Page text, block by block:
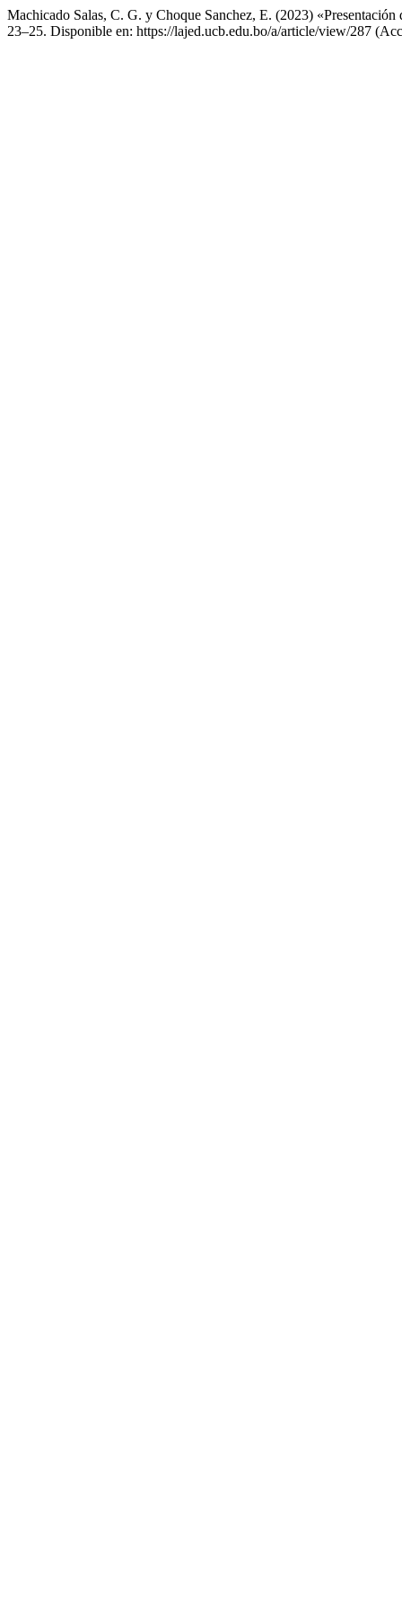
Machicado Salas, C. G. y Choque Sanchez, E. (2023) «Presentación
23–25. Disponible en: https://lajed.ucb.edu.bo/a/article/view/287